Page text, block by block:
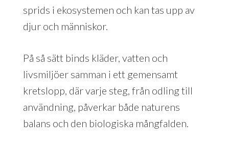
sprids i ekosystemen och kan tas upp av
djur och människor.
På så sätt binds kläder, vatten och
livsmiljöer samman i ett gemensamt
kretslopp, där varje steg, från odling till
användning, påverkar både naturens
balans och den biologiska mångfalden.